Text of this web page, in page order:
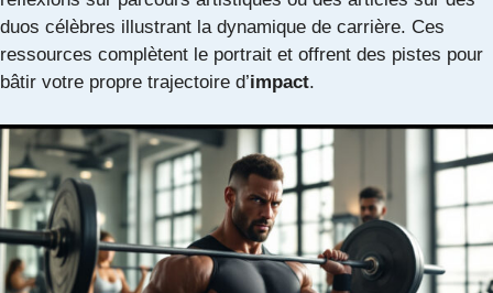
duos célèbres illustrant la dynamique de carrière. Ces
ressources complètent le portrait et offrent des pistes pour
bâtir votre propre trajectoire d’impact.